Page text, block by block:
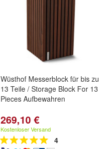
Wüsthof Messerblock für bis zu
13 Teile / Storage Block For 13
Pieces Aufbewahren
269,10 €
Kostenloser Versand
4